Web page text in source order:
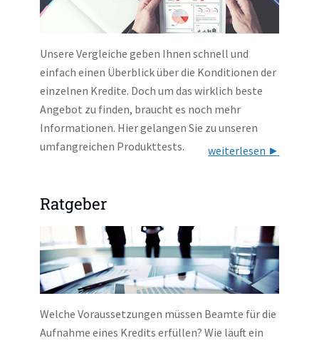
Unsere Vergleiche geben Ihnen schnell und
einfach einen Überblick über die Konditionen der
einzelnen Kredite. Doch um das wirklich beste
Angebot zu finden, braucht es noch mehr
Informationen. Hier gelangen Sie zu unseren
umfangreichen Produkttests.
weiterlesen ►
Ratgeber
Welche Voraussetzungen müssen Beamte für die
Aufnahme eines Kredits erfüllen? Wie läuft ein